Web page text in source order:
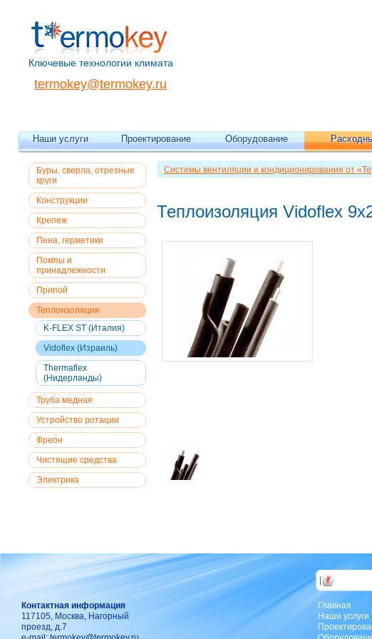
Ключевые технологии климата
termokey@termokey.ru
Наши услуги Проектирование Оборудование
Буры, сверла, отрезные
круги
Конструкции
Крепеж
Пена, герметики
Помпы и
принадлежности
Припой
Теплоизоляция
K-FLEX ST (Италия)
Vidoflex (Израиль)
Thermaflex
(Нидерланды)
Труба медная
Устройство ротации
Фреон
Чистящие средства
Электрика
Системы вентиляции и кондиционирования от
Теплоизоляция Vidoflex
Контактная информация
117105, Москва, Нагорный
проезд, д.7
Главная
Наши услуги